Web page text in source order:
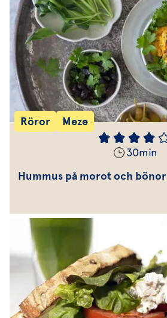
Röror Meze
30min
Hummus på morot och bönor